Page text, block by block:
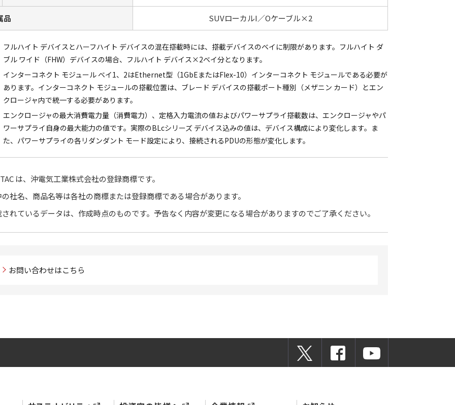
品 SUVローカルI／Oケーブル×2
フルハイト デバイスとハーフハイト デバイスの混在搭載時には、搭載デバイスのベイに制限があります。フルハイト ダ
ブル ワイド（FHW）デバイスの場合、フルハイト デバイス×2ベイ分となります。
インターコネクト モジュール ベイ1、2はEthernet型（1GbEまたはFlex-10）インターコネクト モジュールである必要が
あります。インターコネクト モジュールの搭載位置は、ブレード デバイスの搭載ポート種別（メザニン カード）とエン
クロージャ内で統一する必要があります。
エンクロージャの最大消費電力量（消費電力）、定格入力電流の値およびパワーサプライ搭載数は、エンクロージャやパ
ワーサプライ自身の最大能力の値です。実際のBLcシリーズ デバイス込みの値は、デバイス構成により変化します。ま
た、パワーサプライの各リダンダント モード設定により、接続されるPDUの形態が変化します。
は、沖電気工業株式会社の登録商標です。
社名、商品名等は各社の商標または登録商標である場合があります。
れているデータは、作成時点のものです。予告なく内容が変更になる場合がありますのでご了承ください。
お問い合わせはこちら